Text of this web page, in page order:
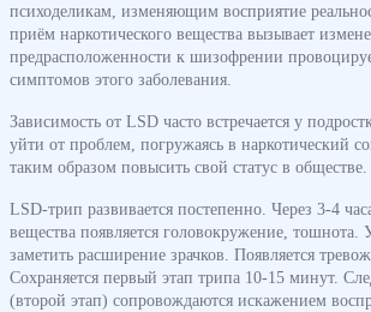
психоделикам, изменяющим восприятие
приём наркотического вещества вызывает
предрасположенности к шизофрении
симптомов этого заболевания.
Зависимость от LSD часто встречается у
уйти от проблем, погружаясь в наркотический
таким образом повысить свой статус в обществе.
LSD-трип развивается постепенно. Через 3-4
вещества появляется головокружение,
заметить расширение зрачков. Появляется
Сохраняется первый этап трипа 10-15 минут.
(второй этап) сопровождаются искажением